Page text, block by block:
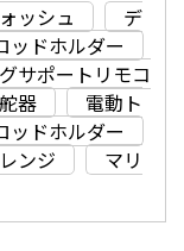
ッシュ
デ
ッドホルダー
サポートリモコ
器
電動ト
ッドホルダー
ンジ
マリ